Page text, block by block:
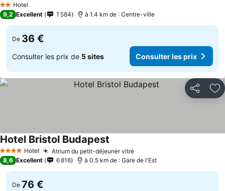
2 Étoiles
Hotel
9,2 Excellent 1 584 à 1.4 km de : Centre-ville
De 36 €
Consulter les prix de 5 sites Consulter les prix
Partager
4 Étoiles Hotel Atrium du petit-déjeuner vitré
Hotel Bristol Budapest
8,6 Excellent 6 816 à 0.5 km de : Gare de l'Est
De 76 €